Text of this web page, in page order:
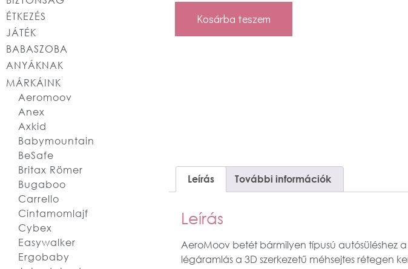
ÉTKEZÉS
JÁTÉK
BABASZOBA
ANYÁKNAK
MÁRKÁINK
Aeromoov
Anex
Axkid
Babymountain
BeSafe
Britax Römer
Bugaboo
Carrello
Cintamomlajf
Cybex
Easywalker
Ergobaby
Kosárba teszem
Leírás További információk
Leírás
AeroMoov betét bármilyen típusú autósüléshez
légáramlás a 3D szerkezetű méhsejtes rétegen